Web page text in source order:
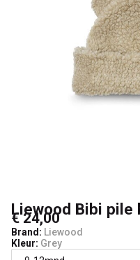
Liewood Bibi pile
€ 24,00
Brand: Liewood
Kleur: Grey